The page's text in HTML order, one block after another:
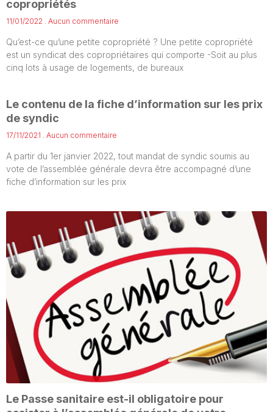
copropriétés
11/01/2022 Aucun commentaire
Qu’est-ce qu’une petite copropriété ? Une petite copropriété
est un syndicat des copropriétaires qui comporte -Soit au plus
cinq lots à usage de logements, de bureaux
Le contenu de la fiche d’information sur les prix
de syndic
17/11/2021 Aucun commentaire
A partir du 1er janvier 2022, tout mandat de syndic soumis au
vote de l’assemblée générale devra être accompagné d’une
fiche d’information sur les prix
Le Passe sanitaire est-il obligatoire pour